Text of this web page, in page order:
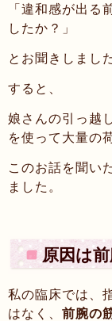
「違和感が出る
したか？」
とお聞きしまし
すると、
娘さんの引っ越
を使って大量の
このお話を聞い
ました。
原因は
私の臨床では、
はなく、 前腕の